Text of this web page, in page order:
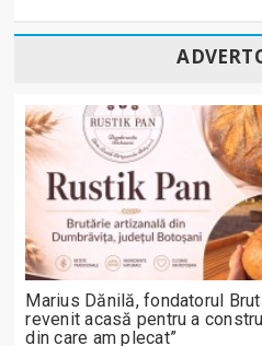
Marius Dănilă, fondatorul
revenit acasă pentru a
din care am plecat”